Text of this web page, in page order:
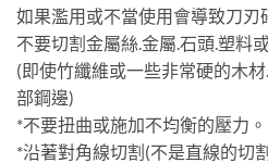
如果濫用或不當使用會導致刀刃
不要切割金屬絲.金屬.石頭.塑料
(即使竹纖維或一些非常硬的木
部鋼邊)
*不要扭曲或施加不均衡的壓力。
*沿著對角線切割(不是直線的切